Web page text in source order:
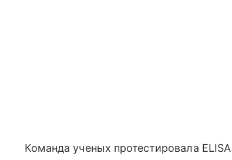
Команда ученых протестировала